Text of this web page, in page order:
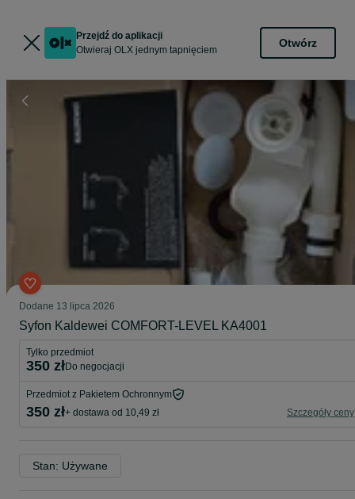
Przejdź do aplikacji
Otwieraj OLX jednym tapnięciem
Otwórz
Dodane 13 lipca 2026
Syfon Kaldewei COMFORT-LEVEL KA4001
Tylko przedmiot
350 zł do negocjacji
Przedmiot z Pakietem Ochronnym
350 zł+ dostawa od 10,49 zł Szczegóły ceny
Stan: Używane